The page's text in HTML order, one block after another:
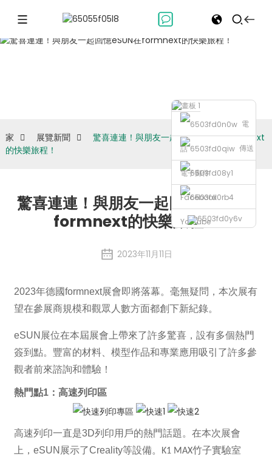
電
話 傳送
電子郵件
Facebook
Youtube
家 展覽新聞
驚喜連連！與朋友一起回憶eSUN在formnext
的快樂旅程！
驚喜連連！與朋友一起回憶eSUN在
formnext的快樂旅程！
2023年11月11日
2023年德國formnext展會即將落幕。毫無疑問，本次展有
望在參展商規模和觀眾人數方面都創下新紀錄。
eSUN展位在本屆展會上帶來了許多驚喜，設有多個熱門
簽到點。豐富的材料、模型作品和專業應用吸引了許多參
觀者前來諮詢和體驗！
熱門點1：高速列印區
高速列印一直是3D列印用戶的熱門話題。在本次展會
上，eSUN展示了Creality等設備。 K1 MAX竹子實驗室